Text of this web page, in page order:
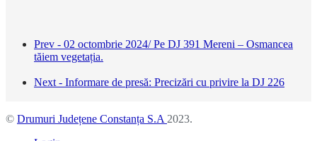
Prev - 02 octombrie 2024/ Pe DJ 391 Mereni – Osmancea
tăiem vegetația.
Next - Informare de presă: Precizări cu privire la DJ 226
© Drumuri Județene Constanța S.A 2023.